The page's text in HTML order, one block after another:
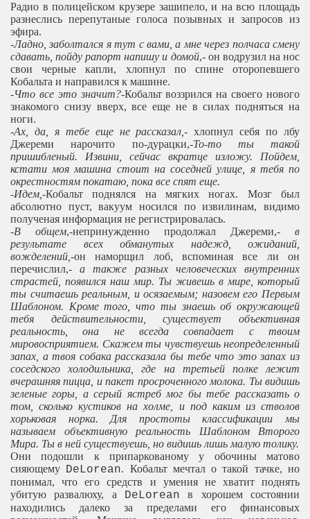
Радио в полицейском крузере зашипело, и на всю площадь
разнеслись перепутаные голоса позывных и запросов из
эфира.
-Ладно, заболтался я тут с вами, а мне через полчаса смену
сдавать, пойду рапорт напишу и домой,- он водрузил на нос
свои черные капли, хлопнул по спине оторопевшего
Кобальта и направился к машине.
-Что все это значит?-Кобальт воззрился на своего нового
знакомого снизу вверх, все еще не в силах подняться на
ноги.
-Ах, да, я тебе еще не рассказал,- хлопнул себя по лбу
Джереми нарочито по-дурацки,-То-то ты такой
пришибленый. Извини, сейчас вкратце изложу. Пойдем,
кстати моя машина стоит на соседней улице, я тебя по
окрестностям покатаю, пока все спят еще.
-Идем, -Кобальт поднялся на мягких ногах. Мозг был
абсолютно пуст, вакуум носился по извилинам, видимо
полученая информация не регистрировалась.
-В общем,-непринужденно продолжал Джереми,- в
результате всех обманутых надежд, ожиданий,
вожделений, -он наморщил лоб, вспоминая все ли он
перечислил,-а также разных человеческих внутренних
страстей, появился наш мир. Ты живешь в мире, который
ты считаешь реальным, и осязаемым; назовем его Первым
Шаблоном. Кроме того, что ты знаешь об окружающей
тебя действительности, существует объективная
реальность, она не всегда совпадает с твоим
мировосприятием. Скажем ты чувствуешь неопределенный
запах, а твоя собака рассказала бы тебе что это запах из
соседского холодильника, где на третьей полке лежит
вчерашняя пицца, и пакет просроченного молока. Ты видишь
зеленые горы, а серый ястреб мог бы тебе рассказать о
том, сколько кустиков на холме, и под каким из стволов
хорьковая норка. Для простоты классификации мы
называем объективную реальность Шаблоном Второго
Мира. Ты в ней существуешь, но видишь лишь малую толику.
Они подошли к припаркованому у обочины матово
сияющему DeLorean. Кобальт мечтал о такой тачке, но
понимал, что его средств и умения не хватит поднять
убитую развалюху, а DeLorean в хорошем состоянии
находились далеко за пределами его финансовых